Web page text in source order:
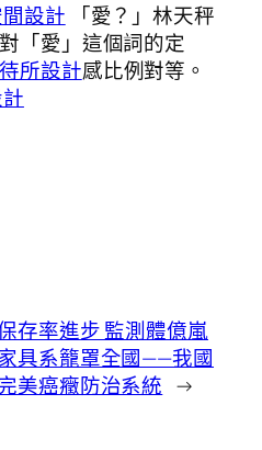
設計 「愛？」林天秤
「愛」這個詞的定
所設計感比例對等。
存率進步 監測體億嵐
具系籠罩全國——我國
美癌癥防治系統 →